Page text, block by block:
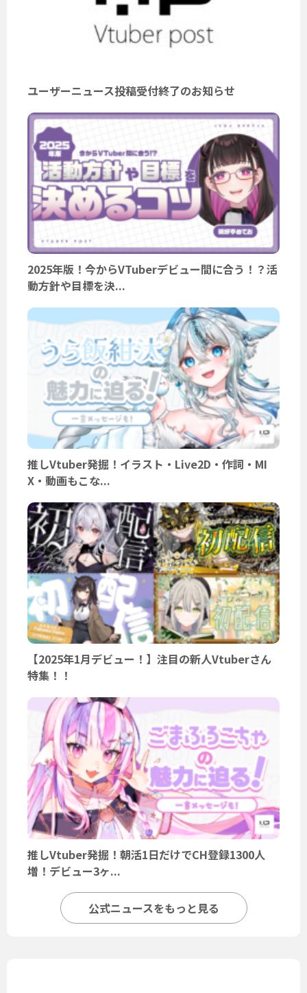
ユーザーニュース投稿受付終了のお知らせ
2025年版！今からVTuberデビュー間に合う！？活
動方針や目標を決...
推しVtuber発掘！イラスト・Live2D・作詞・MI
X・動画もこな...
【2025年1月デビュー！】注目の新人Vtuberさん
特集！！
推しVtuber発掘！朝活1日だけでCH登録1300人
増！デビュー3ヶ...
公式ニュースをもっと見る